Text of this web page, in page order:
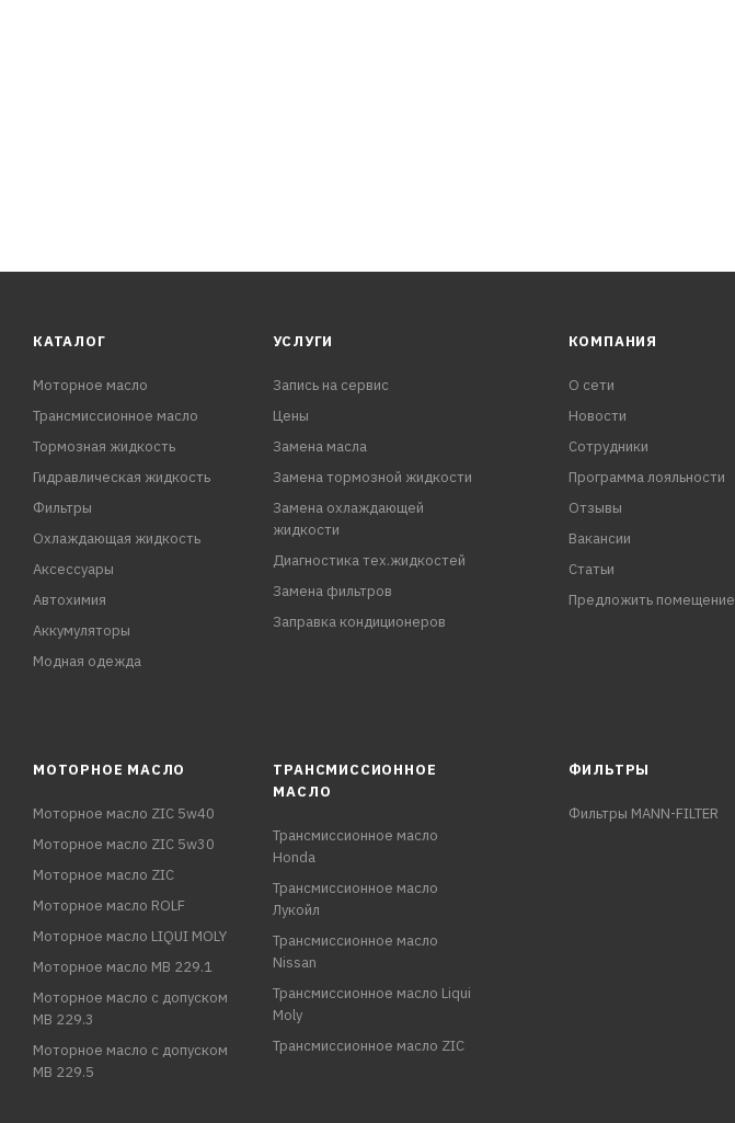
КАТАЛОГ
Моторное масло
Трансмиссионное масло
Тормозная жидкость
Гидравлическая жидкость
Фильтры
Охлаждающая жидкость
Аксессуары
Автохимия
Аккумуляторы
Модная одежда
УСЛУГИ
Запись на сервис
Цены
Замена масла
Замена тормозной жидкости
Замена охлаждающей
жидкости
Диагностика тех.жидкостей
Замена фильтров
Заправка кондиционеров
КОМПАНИЯ
О сети
Новости
Сотрудники
Программа лояльности
Отзывы
Вакансии
Статьи
Предложить помещение
МОТОРНОЕ МАСЛО
Моторное масло ZIC 5w40
Моторное масло ZIC 5w30
Моторное масло ZIC
Моторное масло ROLF
Моторное масло LIQUI MOLY
Моторное масло MB 229.1
Моторное масло с допуском
MB 229.3
Моторное масло с допуском
MB 229.5
ТРАНСМИССИОННОЕ
МАСЛО
Трансмиссионное масло
Honda
Трансмиссионное масло
Лукойл
Трансмиссионное масло
Nissan
Трансмиссионное масло Liqui
Moly
Трансмиссионное масло ZIC
ФИЛЬТРЫ
Фильтры MANN-FILTER